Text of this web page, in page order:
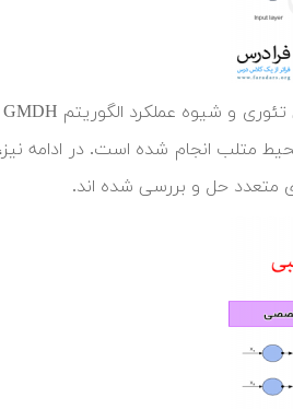
انجام شده است. در ادامه نیز،